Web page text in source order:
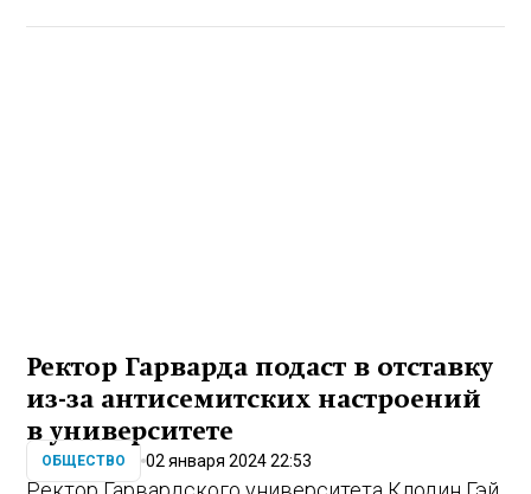
Ректор Гарварда подаст в отставку
из-за антисемитских настроений
в университете
ОБЩЕСТВО 02 января 2024 22:53